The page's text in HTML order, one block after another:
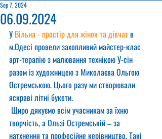
06.09.2024
Sep 7, 2024
У Вільна - простір для жінок та дівчат в
м.Одесі провели захопливий майстер-клас
арт-терапію з малювання технікою У-сін
разом із художницею з Миколаєва Ольгою
Остремською. Цього разу ми створювали
яскраві літні букети.
Щиро дякуємо всім учасникам за їхню
творчість, а Ользі Остремській – за
натхнення та професійне керівництво. Такі